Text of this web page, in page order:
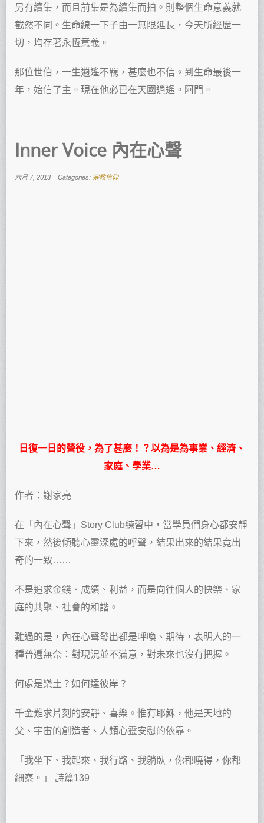
另有續集，而且前集是為續集而拍。則整個生命意義就
截然不同。生命線一下子由一無限延長，今天所經歷一
切，均存著永恆意義。
那位世伯，一生逍遙不羈，甚麼也不信。到生命最後一
年，始信了主。現在他必已在天國逍遙。阿門。
Inner Voice 內在心聲
六月 7, 2013 Categories: 宗教信仰
日復一日的營役，為了甚麼！？以為是為事業、經濟、
家庭、學業…
作者：謝家亮
在「內在心聲」Story Club練習中，當學員們身心都安靜
下來，然後傾聽心靈深處的呼聲，結果出來的結果竟出
奇的一致……
不是追求金錢、成績、利益，而是向往個人的快樂、家
庭的共聚、社會的和諧。
難過的是，內在心聲發出都是呼喚、期待，表明人的一
種普遍無奈：對現況並不滿意，對未來也沒有把握。
何處是樂土？如何達彼岸？
千金難求片刻的安靜、喜樂。惟有耶穌，他是天地的
父、宇宙的創造者、人類心靈安慰的依靠。
「我坐下、我起來、我行路、我躺臥，你都曉得，你都
細察。」 詩篇139